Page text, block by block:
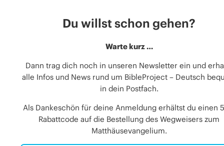
Du willst schon gehen?
Warte kurz …
Dann trag dich noch in unseren Newsletter ein und
alle Infos und News rund um BibleProject – Deutsch
in dein Postfach.
Als Dankeschön für deine Anmeldung erhältst du einen
Rabattcode auf die Bestellung des Wegweisers zum
Matthäusevangelium.